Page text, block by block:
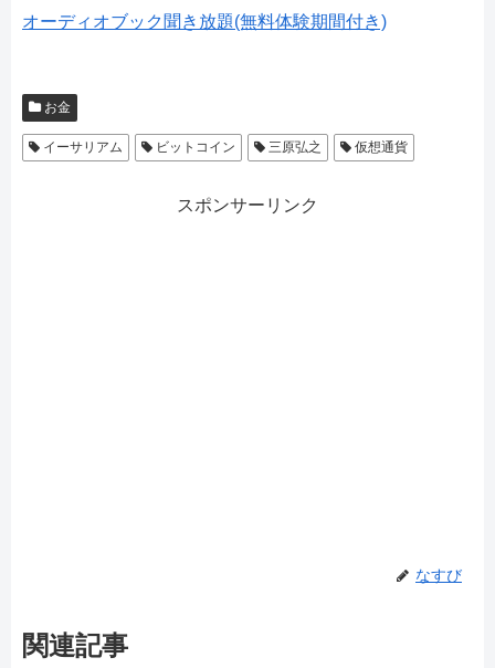
オーディオブック聞き放題(無料体験期間付き)
お金
イーサリアム ビットコイン 三原弘之 仮想通貨
スポンサーリンク
なすび
関連記事